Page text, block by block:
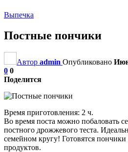
Выпечка
Постные пончики
Автор admin Опубликовано
0 0
Поделится
Время приготовления: 2 ч.
Во время поста можно побаловать
постного дрожжевого теста.
семейном кругу! Готовятся
продуктов.